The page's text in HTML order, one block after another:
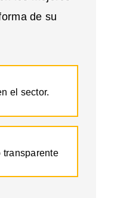
de su
el sector.
transparente